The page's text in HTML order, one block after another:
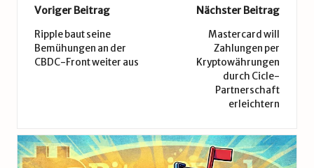
Post
navigation
Voriger Beitrag
Ripple baut seine
Bemühungen an der
CBDC-Front weiter aus
Nächster Beitrag
Mastercard will
Zahlungen per
Kryptowährungen
durch Cicle-
Partnerschaft
erleichtern